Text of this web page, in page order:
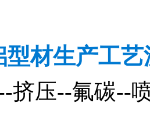
型材生产工
挤压--氟碳--